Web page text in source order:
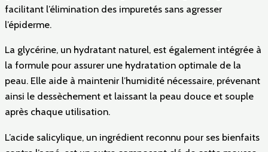
facilitant l’élimination des impuretés sans agresser
l’épiderme.
La glycérine, un hydratant naturel, est également intégrée à
la formule pour assurer une hydratation optimale de la
peau. Elle aide à maintenir l’humidité nécessaire, prévenant
ainsi le dessèchement et laissant la peau douce et souple
après chaque utilisation.
L’acide salicylique, un ingrédient reconnu pour ses bienfaits